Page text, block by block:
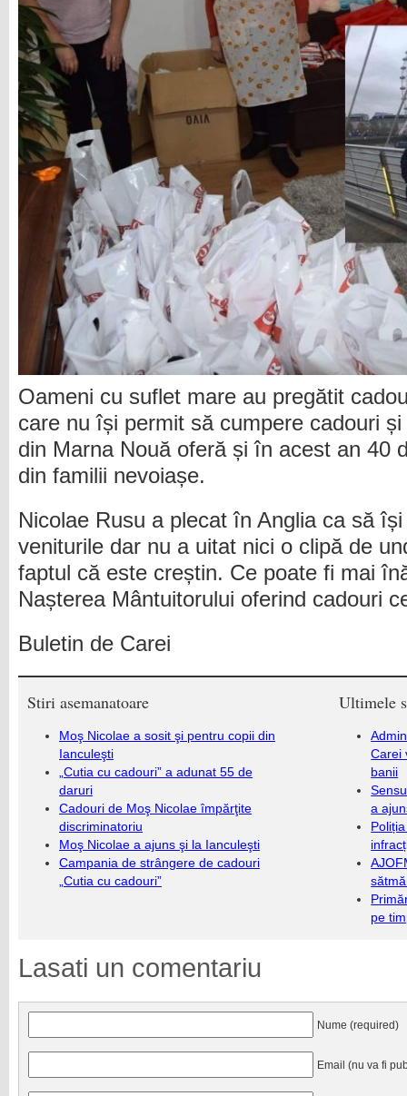
Oameni cu suflet mare au pregătit
care nu își permit să cumpere cadouri
din Marna Nouă oferă și în acest an 40
din familii nevoiașe.
Nicolae Rusu a plecat în Anglia ca să
veniturile dar nu a uitat nici o clipă de
faptul că este creștin. Ce poate fi mai
Nașterea Mântuitorului oferind cadouri
Buletin de Carei
Stiri asemanatoare
Moş Nicolae a sosit şi pentru copii din
Ianculeşti
„Cutia cu cadouri” a adunat 55 de
daruri
Cadouri de Moş Nicolae împărţite
discriminatoriu
Moş Nicolae a ajuns şi la Ianculeşti
Campania de strângere de cadouri
„Cutia cu cadouri”
Ultimele
Carei
banii
a
pe
Lasati un comentariu
Nume (required)
Email (nu va fi